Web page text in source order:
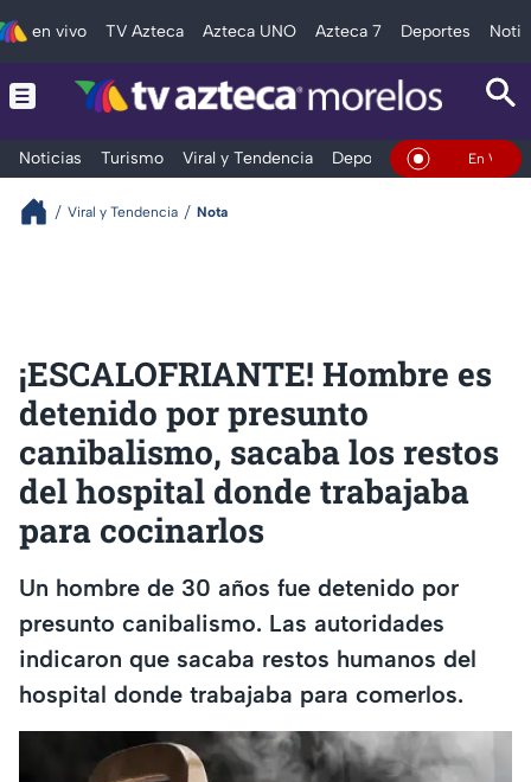
en vivo TV Azteca Azteca UNO Azteca 7 Deportes
Noticias Turismo Viral y Tendencia Deportes Espectáculos
En Vivo
Viral y Tendencia Nota
¡ESCALOFRIANTE! Hombre es
detenido por presunto
canibalismo, sacaba los restos
del hospital donde trabajaba
para cocinarlos
Un hombre de 30 años fue detenido por
presunto canibalismo. Las autoridades
indicaron que sacaba restos humanos del
hospital donde trabajaba para comerlos.